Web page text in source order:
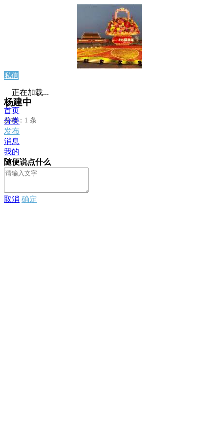
私信
杨建中
发布：1 条
正在加载...
首页
分类
发布
消息
我的
随便说点什么
取消 确定